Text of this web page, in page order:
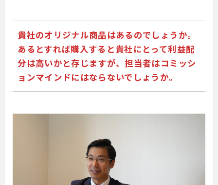
貴社のオリジナル商品はあるのでしょうか。
あるとすれば購入すると貴社にとって利益配
分は高いかと存じますが、担当者はコミッシ
ョンマインドにはならないでしょうか。